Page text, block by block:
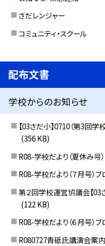
さだレンジャー
コミュニティ・スクール
配布文書
学校からのお知らせ
【03さだ小】0710（第3回
(356 KB)
R08-学校だより（夏休み号
R08-学校だより（７月号）
第２回学校運営協議会【03
(122 KB)
R08-学校だより（６月号）
R080727青砥氏講演会案内